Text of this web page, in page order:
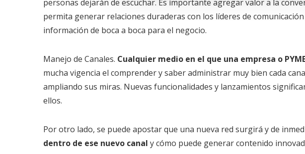
personas dejarán de escuchar. Es importante agregar valor a la
permita generar relaciones duraderas con los líderes de
información de boca a boca para el negocio.
Manejo de Canales. Cualquier medio en el que una empresa o
mucha vigencia el comprender y saber administrar muy bien cada
ampliando sus miras. Nuevas funcionalidades y lanzamientos
ellos.
Por otro lado, se puede apostar que una nueva red surgirá y de
dentro de ese nuevo canal y cómo puede generar contenido